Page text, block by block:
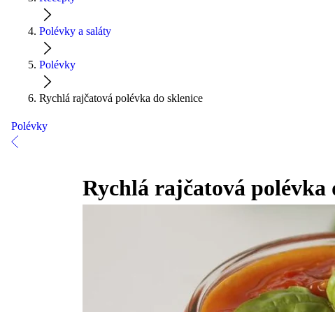
Polévky a saláty
Polévky
Rychlá rajčatová polévka do sklenice
Polévky
Rychlá rajčatová polévka